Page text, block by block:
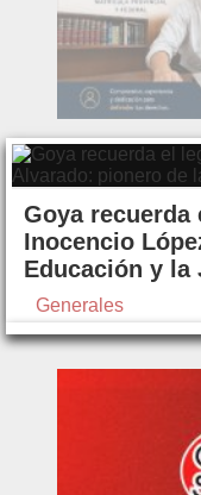
Goya recuerda
Inocencio
Educación y la
Generales